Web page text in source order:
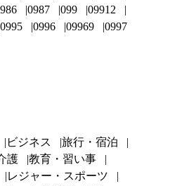
0987 099
09912
0995 0996 09969 0997
ビジネス
旅行・宿泊
護
教育・習い事
レジャー・スポーツ